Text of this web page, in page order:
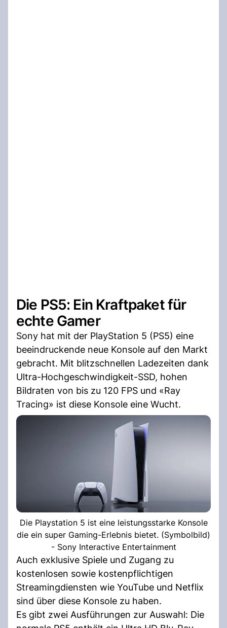
Die PS5: Ein Kraftpaket für
echte Gamer
Sony hat mit der PlayStation 5 (PS5) eine
beeindruckende neue Konsole auf den Markt
gebracht. Mit blitzschnellen Ladezeiten dank
Ultra-Hochgeschwindigkeit-SSD, hohen
Bildraten von bis zu 120 FPS und «Ray
Tracing» ist diese Konsole eine Wucht.
Die Playstation 5 ist eine leistungsstarke Konsole
die ein super Gaming-Erlebnis bietet. (Symbolbild)
- Sony Interactive Entertainment
Auch exklusive Spiele und Zugang zu
kostenlosen sowie kostenpflichtigen
Streamingdiensten wie YouTube und Netflix
sind über diese Konsole zu haben.
Es gibt zwei Ausführungen zur Auswahl: Die